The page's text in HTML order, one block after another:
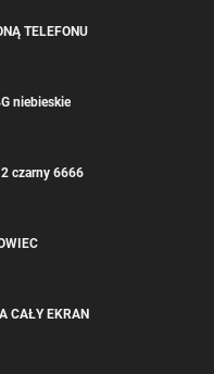
TELEFONU
niebieskie
czarny 6666
CAŁY EKRAN